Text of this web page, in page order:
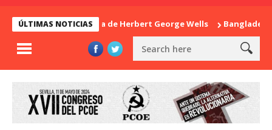
ÚLTIMAS NOTICIAS
La sorpresa de Herbert George Wells Bangladesh: